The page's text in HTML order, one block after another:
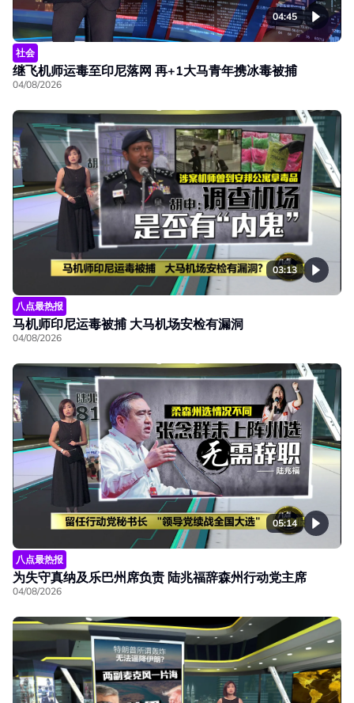
04:45
社会
继飞机师运毒至印尼落网 再+1大马青年携冰毒被捕
04/08/2026
03:13
八点最热报
马机师印尼运毒被捕 大马机场安检有漏洞
04/08/2026
05:14
八点最热报
为失守真纳及乐巴州席负责 陆兆福辞森州行动党主席
04/08/2026